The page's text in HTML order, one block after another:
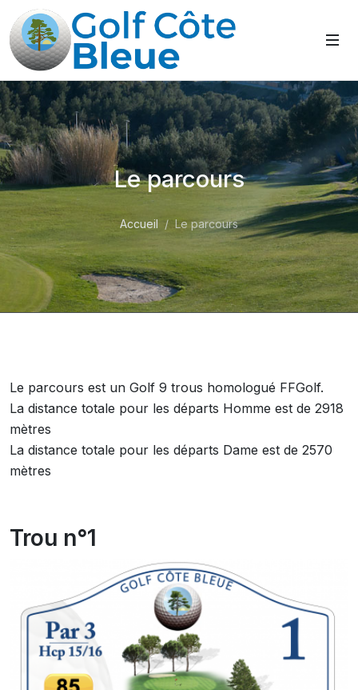
Le parcours
Accueil Le parcours
Le parcours est un Golf 9 trous homologué FFGolf.
La distance totale pour les départs Homme est de 2918
mètres
La distance totale pour les départs Dame est de 2570
mètres
Trou n°1